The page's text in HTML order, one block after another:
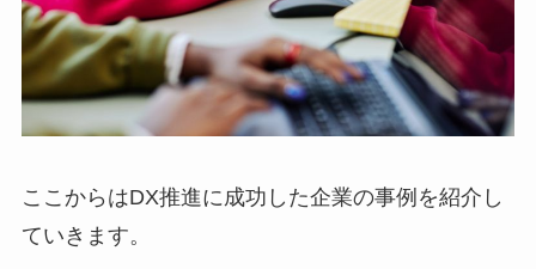
ここからはDX推進に成功した企業の事例を紹介し
ていきます。